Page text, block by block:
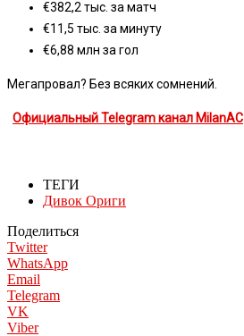
€382,2 тыс. за матч
€11,5 тыс. за минуту
€6,88 млн за гол
Мегапровал? Без всяких сомнений.
Официальный Telegram канал MilanAC
ТЕГИ
Дивок Ориги
Поделиться
Twitter
WhatsApp
Email
Telegram
VK
Viber